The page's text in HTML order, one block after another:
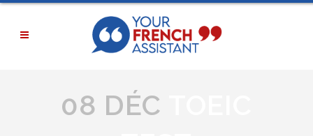
08 DÉC